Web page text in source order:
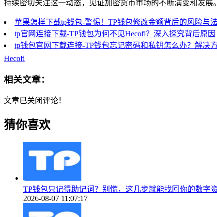
持续密切关注这一动态，见证加密货币市场的不断演变和发展。
苹果怎样下载tp钱包-警惕！TP钱包修改金额背后的风险与
tp官网连接下载-TP钱包为何不见Hecofi？深入探究背后原因
tp钱包官网下载连接-TP钱包忘记密码和私钥怎么办？解决
Hecofi
相关文章：
文章已关闭评论！
猜你喜欢
TP钱包只记得助记词？别慌，这几步就能找回你的数字
2026-08-07 11:07:17